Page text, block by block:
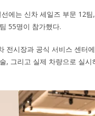
선에는 신차 세일즈 부문 12
55명이 참가했다.
전시장과 공식 서비스 센터
, 그리고 실제 차량으로 실